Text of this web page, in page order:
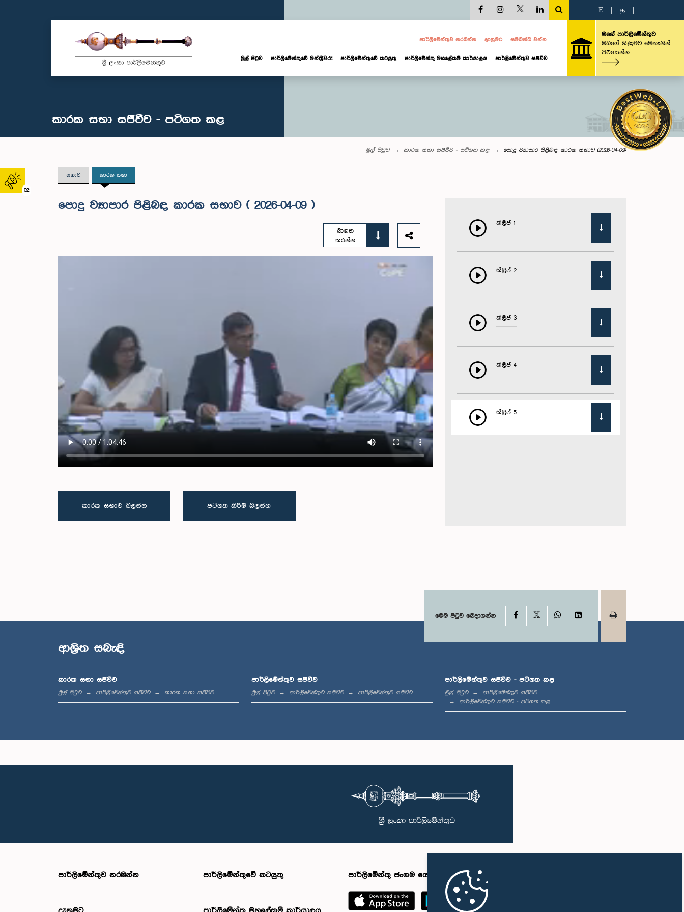
02
E த
පාර්ලි‌මේන්තුව නරඹන්න දැනුමට සම්බන්ධ වන්න
මුල් පිටුව පාර්ලි‌මේන්තුවේ මන්ත්‍රීවරු පාර්ලිමේන්තුවේ කටයුතු පාර්ලිමේන්තු මහලේකම් කාර්යාලය පාර්ලිමේන්තුව සජීවීව
මගේ පාර්ලිමේන්තුව
ඔබගේ ගිණුමට මෙතැනින්
පිවිසෙන්න
කාරක සභා සජීවීව - පටිගත කළ
මුල් පිටුව කාරක සභා සජීවීව - පටිගත කළ පොදු ව්‍යාපාර පිළිබඳ කාරක සභාව (2026-04-09)
සභාව කාරක සභා
පොදු ව්‍යාපාර පිළිබඳ කාරක සභාව ( 2026-04-09 )
බාගත
කරන්න
කාරක සභාව බලන්න පටිගත කිරීම් බලන්න
ක්ලිප් 1
ක්ලිප් 2
ක්ලිප් 3
ක්ලිප් 4
ක්ලිප් 5
මෙම පිටුව බෙදාගන්න Facebook WhatsAppLinkedIn
ආශ්‍රිත සබැඳි
කාරක සභා සජීවීව
මුල් පිටුව පාර්ලිමේන්තුව සජීවීව කාරක සභා සජීවීව
පාර්ලිමේන්තුව සජීවීව
මුල් පිටුව පාර්ලිමේන්තුව සජීවීව පාර්ලිමේන්තුව සජීවීව
පාර්ලිමේන්තුව සජීවීව - පටිගත කළ
මුල් පිටුව
පාර්ලිමේන්තුව සජීවීව
පාර්ලිමේන්තුව සජීවීව - පටිගත කළ
පාර්ලි‌මේන්තුව නරඹන්න පාර්ලිමේන්තුවේ කටයුතු පාර්ලිමේන්තු ජංගම යෙදුම